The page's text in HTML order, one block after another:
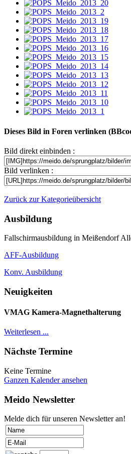
Dieses Bild in Foren verlinken
Bild direkt einbinden :
Bild verlinken :
Zurück zur Kategorieübersicht
Ausbildung
Fallschirmausbildung in Meißendorf
AFF-Ausbildung
Konv. Ausbildung
Neuigkeiten
VMAG Kamera-Magnethalterung
Weiterlesen ...
Nächste Termine
Keine Termine
Ganzen Kalender ansehen
Meido Newsletter
Melde dich für unseren Newsletter an!